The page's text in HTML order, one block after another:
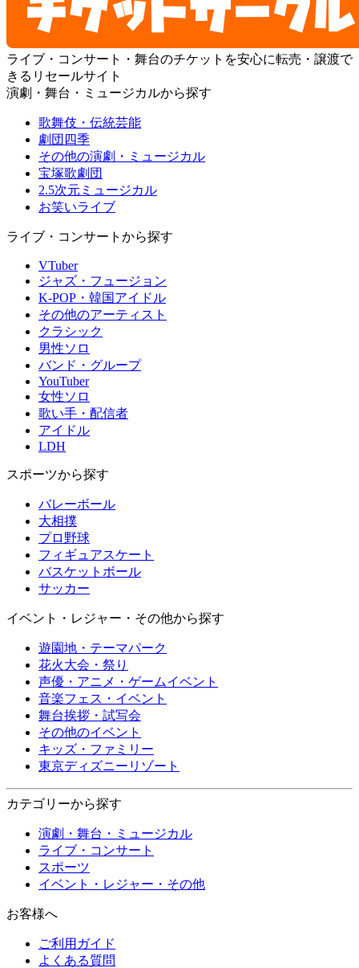
ライブ・コンサート・舞台のチケットを安心に転売・譲渡で
きるリセールサイト
演劇・舞台・ミュージカルから探す
歌舞伎・伝統芸能
劇団四季
その他の演劇・ミュージカル
宝塚歌劇団
2.5次元ミュージカル
お笑いライブ
ライブ・コンサートから探す
VTuber
ジャズ・フュージョン
K-POP・韓国アイドル
その他のアーティスト
クラシック
男性ソロ
バンド・グループ
YouTuber
女性ソロ
歌い手・配信者
アイドル
LDH
スポーツから探す
バレーボール
大相撲
プロ野球
フィギュアスケート
バスケットボール
サッカー
イベント・レジャー・その他から探す
遊園地・テーマパーク
花火大会・祭り
声優・アニメ・ゲームイベント
音楽フェス・イベント
舞台挨拶・試写会
その他のイベント
キッズ・ファミリー
東京ディズニーリゾート
カテゴリーから探す
演劇・舞台・ミュージカル
ライブ・コンサート
スポーツ
イベント・レジャー・その他
お客様へ
ご利用ガイド
よくある質問